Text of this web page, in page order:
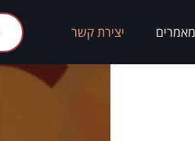
מאמרים יצירת קשר